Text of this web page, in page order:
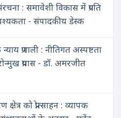
: समावेशी विकास में प्रगति
- संपादकीय डेस्क
प्रणाली : नीतिगत अस्पष्टता
प्रयास - डॉ. अमरजीत
क्षेत्र को प्रोत्साहन : व्यापक